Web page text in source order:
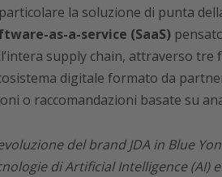
la soluzione di punta
as-a-service (SaaS)
supply chain, attraverso
digitale formato da
o raccomandazioni basate su
del brand JDA in Blue
di Artificial Intelligence (AI)